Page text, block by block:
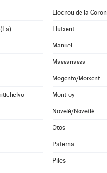
Llocnou de la
Llutxent
Manuel
Massanassa
Mogente/Moixent
Montroy
Novelé/Novetlè
Otos
Paterna
Piles